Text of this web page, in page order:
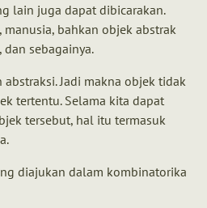
lain juga dapat dibicarakan.
bahkan objek abstrak
sebagainya.
Jadi makna objek tidak
tertentu. Selama kita dapat
tersebut, hal itu termasuk
diajukan dalam kombinatorika